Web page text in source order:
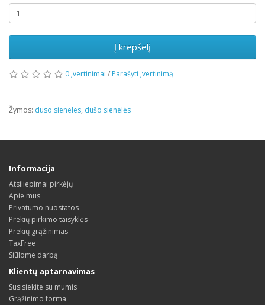
Į krepšelį
0 įvertinimai / Parašyti įvertinimą
Žymos: duso sieneles, dušo sienelės
Informacija
Atsiliepimai pirkėjų
Apie mus
Privatumo nuostatos
Prekių pirkimo taisyklės
Prekių grąžinimas
TaxFree
Siūlome darbą
Klientų aptarnavimas
Susisiekite su mumis
Grąžinimo forma